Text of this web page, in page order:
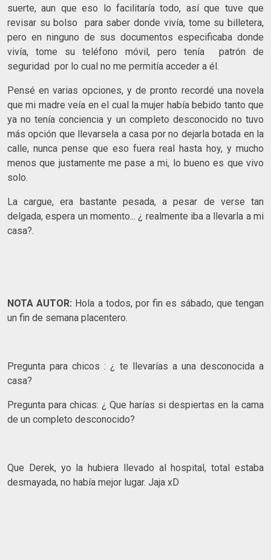
suerte, aun que eso lo facilitaría todo, así que tuve que
revisar su bolso para saber donde vivía, tome su billetera,
pero en ninguno de sus documentos especificaba donde
vivía, tome su teléfono móvil, pero tenía patrón de
seguridad por lo cual no me permitía acceder a él.
Pensé en varias opciones, y de pronto recordé una novela
que mi madre veía en el cual la mujer había bebido tanto que
ya no tenía conciencia y un completo desconocido no tuvo
más opción que llevarsela a casa por no dejarla botada en la
calle, nunca pense que eso fuera real hasta hoy, y mucho
menos que justamente me pase a mi, lo bueno es que vivo
solo.
La cargue, era bastante pesada, a pesar de verse tan
delgada, espera un momento... ¿ realmente iba a llevarla a mi
casa?.
NOTA AUTOR: Hola a todos, por fin es sábado, que tengan
un fin de semana placentero.
Pregunta para chicos : ¿ te llevarías a una desconocida a
casa?
Pregunta para chicas: ¿ Que harías si despiertas en la cama
de un completo desconocido?
Que Derek, yo la hubiera llevado al hospital, total estaba
desmayada, no había mejor lugar. Jaja xD